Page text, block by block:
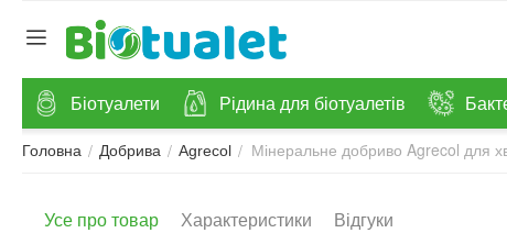
Біотуалети Рідина для біотуалетів
Головна / Добрива / Agrecol / Мінеральне добриво Agrecol для
Усе про товар Характеристики Відгуки